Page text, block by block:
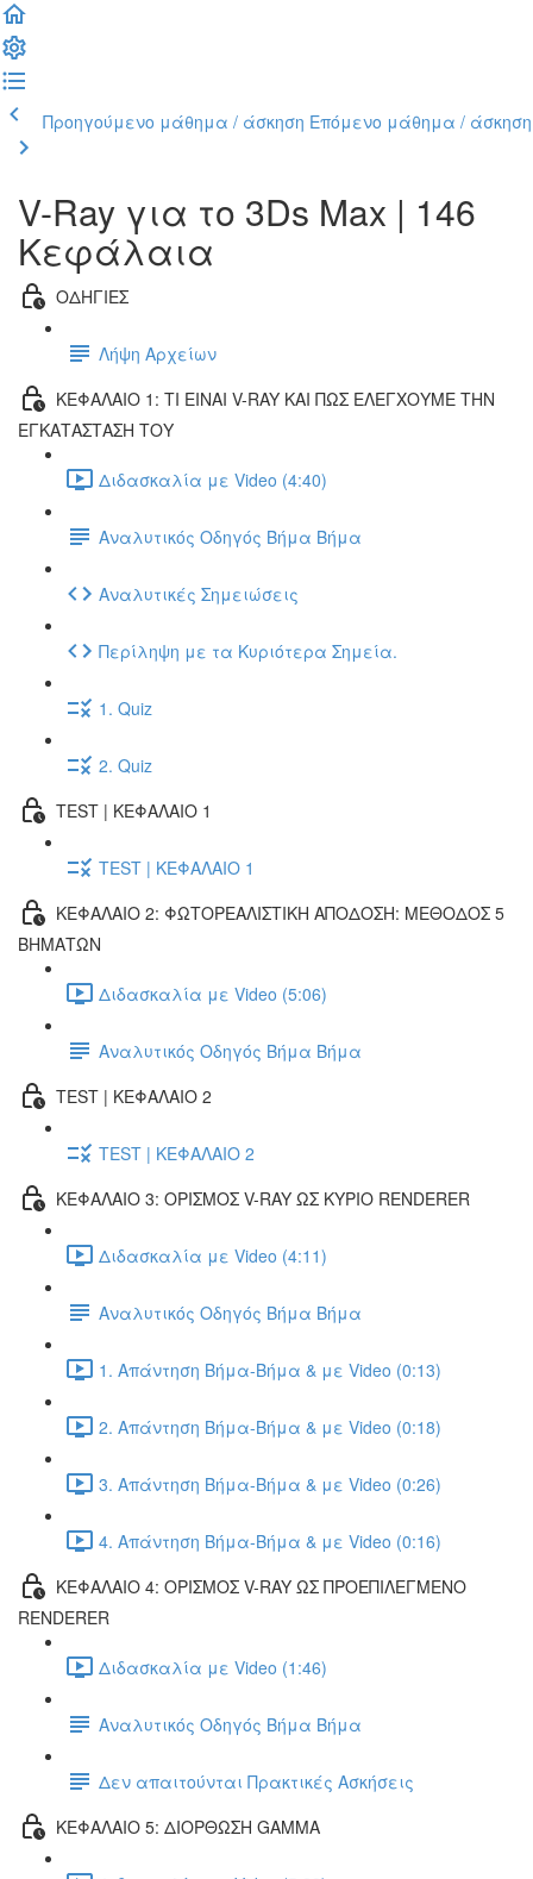
Προηγούμενο μάθημα / άσκηση Επόμενο μάθημα / άσκηση
V-Ray για το 3Ds Max | 146
Κεφάλαια
ΟΔΗΓΙΕΣ
Λήψη Αρχείων
ΚΕΦΑΛΑΙΟ 1: ΤΙ ΕΙΝΑΙ V-RAY ΚΑΙ ΠΩΣ ΕΛΕΓΧΟΥΜΕ ΤΗΝ
ΕΓΚΑΤΑΣΤΑΣΗ ΤΟΥ
Διδασκαλία με Video (4:40)
Αναλυτικός Οδηγός Βήμα Βήμα
Αναλυτικές Σημειώσεις
Περίληψη με τα Κυριότερα Σημεία.
1. Quiz
2. Quiz
TEST | ΚΕΦΑΛΑΙΟ 1
TEST | ΚΕΦΑΛΑΙΟ 1
ΚΕΦΑΛΑΙΟ 2: ΦΩΤΟΡΕΑΛΙΣΤΙΚΗ ΑΠΟΔΟΣΗ: ΜΕΘΟΔΟΣ 5
ΒΗΜΑΤΩΝ
Διδασκαλία με Video (5:06)
Αναλυτικός Οδηγός Βήμα Βήμα
TEST | ΚΕΦΑΛΑΙΟ 2
TEST | ΚΕΦΑΛΑΙΟ 2
ΚΕΦΑΛΑΙΟ 3: ΟΡΙΣΜΟΣ V-RAY ΩΣ ΚΥΡΙΟ RENDERER
Διδασκαλία με Video (4:11)
Αναλυτικός Οδηγός Βήμα Βήμα
1. Απάντηση Βήμα-Βήμα & με Video (0:13)
2. Απάντηση Βήμα-Βήμα & με Video (0:18)
3. Απάντηση Βήμα-Βήμα & με Video (0:26)
4. Απάντηση Βήμα-Βήμα & με Video (0:16)
ΚΕΦΑΛΑΙΟ 4: ΟΡΙΣΜΟΣ V-RAY ΩΣ ΠΡΟΕΠΙΛΕΓΜΕΝΟ
RENDERER
Διδασκαλία με Video (1:46)
Αναλυτικός Οδηγός Βήμα Βήμα
Δεν απαιτούνται Πρακτικές Ασκήσεις
ΚΕΦΑΛΑΙΟ 5: ΔΙΟΡΘΩΣΗ GAMMA